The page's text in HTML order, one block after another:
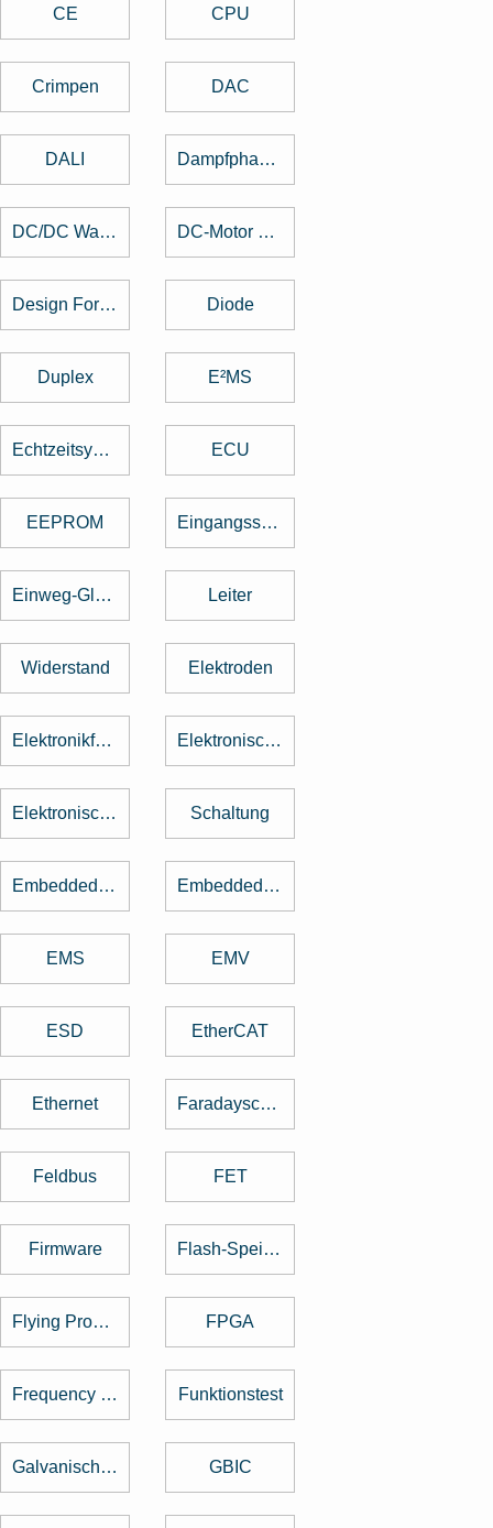
CE CPU
Crimpen DAC
DALI Dampfphasenlöten
DC/DC Wandler DC-Motor brushed
Design For Manufacturing Diode
Duplex E²MS
Echtzeitsystem ECU
EEPROM Eingangsspannung
Einweg-Gleichrichter Leiter
Widerstand Elektroden
Elektronikfertigung Elektronische Baugruppe
Elektronische Bauteile Schaltung
Embedded Software Embedded System
EMS EMV
ESD EtherCAT
Ethernet Faradayscher Käfig
Feldbus FET
Firmware Flash-Speicher
Flying Probe Test FPGA
Frequency Hopping Funktionstest
Galvanische Trennung GBIC